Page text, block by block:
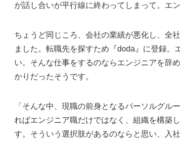
が話し合いが平行線に終わってしまって。エ
ちょうど同じころ、会社の業績が悪化し、全
ました。転職先を探すため『doda』に登録
い。そんな仕事をするのならエンジニアを辞
かりだったそうです。
「そんな中、現職の前身となるパーソルグル
ればエンジニア職だけではなく、組織を構築
す。そういう選択肢があるのならと思い、入社